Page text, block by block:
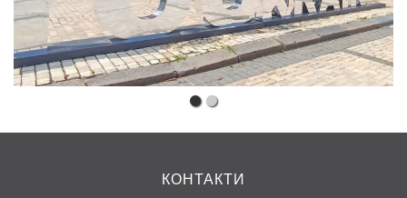
КОНТАКТИ